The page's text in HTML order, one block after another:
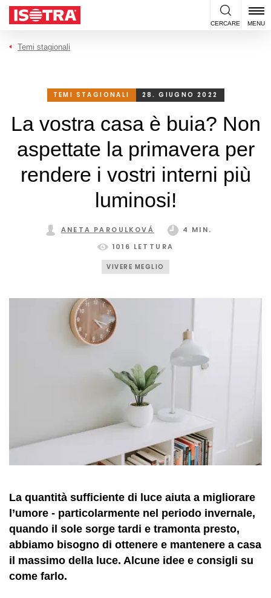
Vai al contenuto
CERCARE MENU
Temi stagionali
TEMI STAGIONALI 28. GIUGNO 2022
La vostra casa è buia? Non
aspettate la primavera per
rendere i vostri interni più
luminosi!
ANETA PAROULKOVÁ
4 MIN.
1016 LETTURA
VIVERE MEGLIO
La quantità sufficiente di luce aiuta a migliorare
l’umore - particolarmente nel periodo invernale,
quando il sole sorge tardi e tramonta presto,
abbiamo bisogno di ottenere e mantenere a casa
il massimo della luce. Alcune idee e consigli su
come farlo.